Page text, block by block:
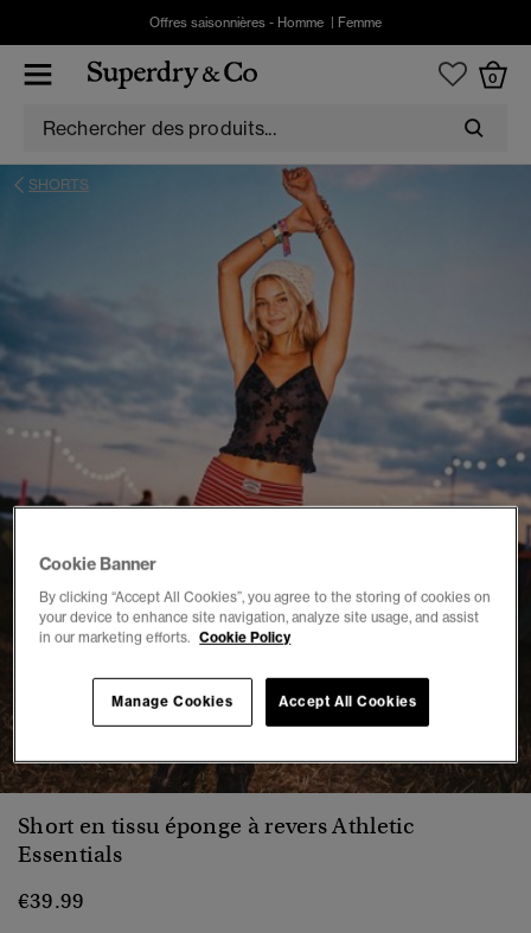
Offres saisonnières - Homme Femme
0
SHORTS
1 2 3 4 5 6 7
Short en tissu éponge à revers Athletic
Essentials
€39.99
Cookie Banner
By clicking “Accept All Cookies”, you agree to the storing of cookies on
your device to enhance site navigation, analyze site usage, and assist
in our marketing efforts. Cookie Policy
Accept All Cookies
Manage Cookies